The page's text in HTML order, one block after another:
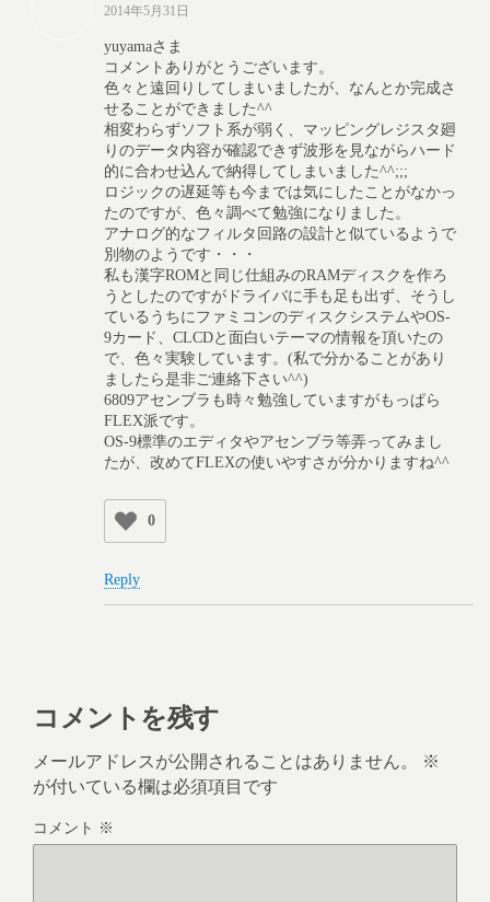
2014年5月31日
yuyamaさま
コメントありがとうございます。
色々と遠回りしてしまいましたが、なんとか完成さ
せることができました^^
相変わらずソフト系が弱く、マッピングレジスタ廻
りのデータ内容が確認できず波形を見ながらハード
的に合わせ込んで納得してしまいました^^;;;
ロジックの遅延等も今までは気にしたことがなかっ
たのですが、色々調べて勉強になりました。
アナログ的なフィルタ回路の設計と似ているようで
別物のようです・・・
私も漢字ROMと同じ仕組みのRAMディスクを作ろ
うとしたのですがドライバに手も足も出ず、そうし
ているうちにファミコンのディスクシステムやOS-
9カード、CLCDと面白いテーマの情報を頂いたの
で、色々実験しています。(私で分かることがあり
ましたら是非ご連絡下さい^^)
6809アセンブラも時々勉強していますがもっぱら
FLEX派です。
OS-9標準のエディタやアセンブラ等弄ってみまし
たが、改めてFLEXの使いやすさが分かりますね^^
0
Reply
コメントを残す
メールアドレスが公開されることはありません。
※
が付いている欄は必須項目です
コメント ※